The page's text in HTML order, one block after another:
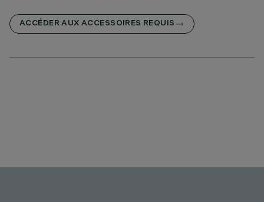
ACCÉDER AUX ACCESSOIRES REQUIS